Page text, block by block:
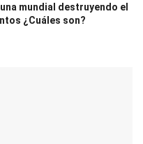
mundial destruyendo el
¿Cuáles son?